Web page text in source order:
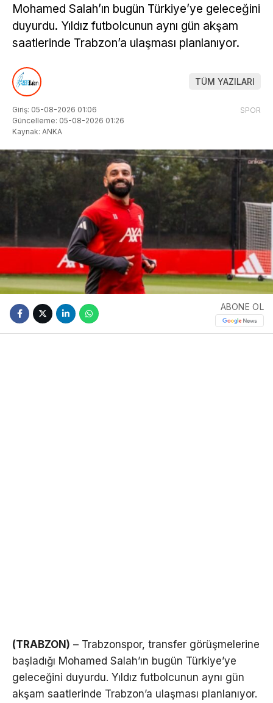
Mohamed Salah’ın bugün Türkiye’ye geleceğini
duyurdu. Yıldız futbolcunun aynı gün akşam
saatlerinde Trabzon’a ulaşması planlanıyor.
TÜM YAZILARI
Giriş: 05-08-2026 01:06
Güncelleme: 05-08-2026 01:26
Kaynak: ANKA
SPOR
ABONE OL
(TRABZON) – Trabzonspor, transfer görüşmelerine
başladığı Mohamed Salah’ın bugün Türkiye’ye
geleceğini duyurdu. Yıldız futbolcunun aynı gün
akşam saatlerinde Trabzon’a ulaşması planlanıyor.